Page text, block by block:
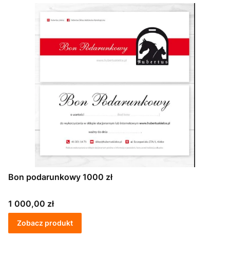
Bon podarunkowy 1000 zł
Cena
1 000,00 zł
Zobacz produkt